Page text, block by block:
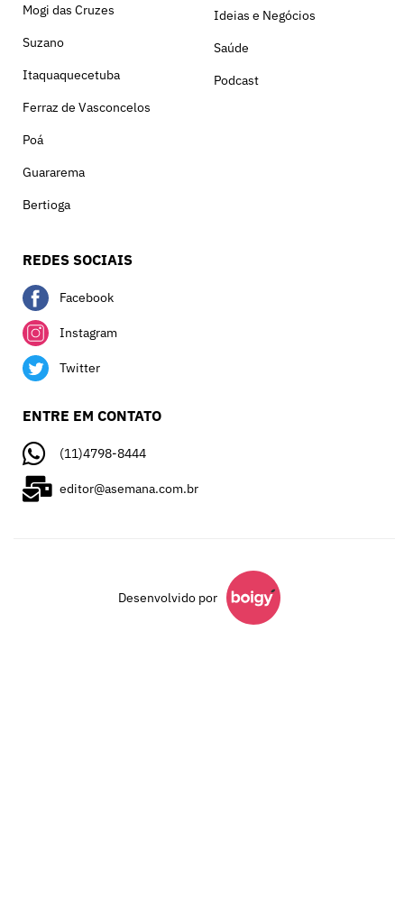
Mogi das Cruzes
Suzano
Itaquaquecetuba
Ferraz de Vasconcelos
Poá
Guararema
Bertioga
Ideias e Negócios
Saúde
Podcast
REDES SOCIAIS
Facebook
Instagram
Twitter
ENTRE EM CONTATO
(11)4798-8444
editor@asemana.com.br
Desenvolvido por